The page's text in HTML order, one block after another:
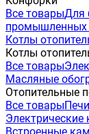
Все товарыДля
промышленных
Котлы
Котлы
Все товары
Масляные
Отопительные
Все товары